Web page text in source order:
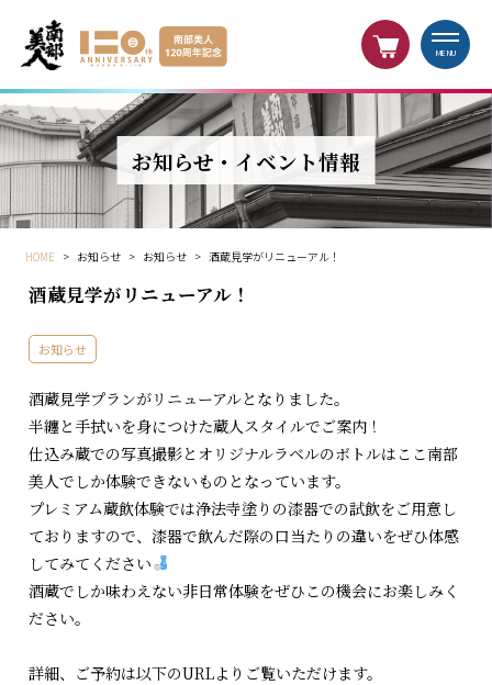
MENU
お知らせ・イベント情報
HOME > お知らせ > お知らせ > 酒蔵見学がリニューアル！
酒蔵見学がリニューアル！
お知らせ
酒蔵見学プランがリニューアルとなりました。
半纏と手拭いを身につけた蔵人スタイルでご案内！
仕込み蔵での写真撮影とオリジナルラベルのボトルはここ南部
美人でしか体験できないものとなっています。
プレミアム蔵飲体験では浄法寺塗りの漆器での試飲をご用意し
ておりますので、漆器で飲んだ際の口当たりの違いをぜひ体感
してみてください
酒蔵でしか味わえない非日常体験をぜひこの機会にお楽しみく
ださい。
詳細、ご予約は以下のURLよりご覧いただけます。